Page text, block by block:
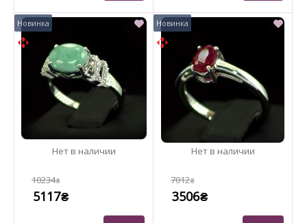
10234₴
5117₴
7012₴
3506₴